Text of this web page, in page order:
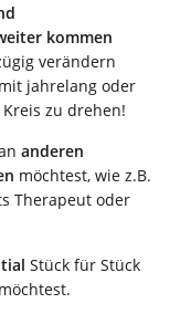
kommen
verändern
jahrelang oder
zu drehen!
anderen
möchtest, wie z.B.
Therapeut oder
Stück für Stück